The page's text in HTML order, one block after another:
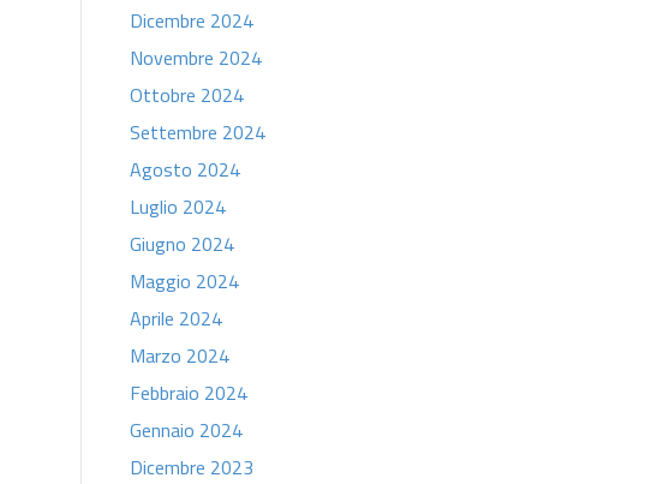
Dicembre 2024
Novembre 2024
Ottobre 2024
Settembre 2024
Agosto 2024
Luglio 2024
Giugno 2024
Maggio 2024
Aprile 2024
Marzo 2024
Febbraio 2024
Gennaio 2024
Dicembre 2023